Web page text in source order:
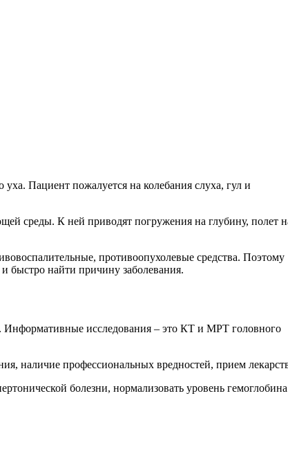
Пациент пожалуется на колебания слуха, гул и
среды. К ней приводят погружения на глубину, полет
противоопухолевые средства. Поэтому
быстро найти причину заболевания.
Информативные исследования – это КТ и МРТ головного
наличие профессиональных вредностей, прием
болезни, нормализовать уровень гемоглобина